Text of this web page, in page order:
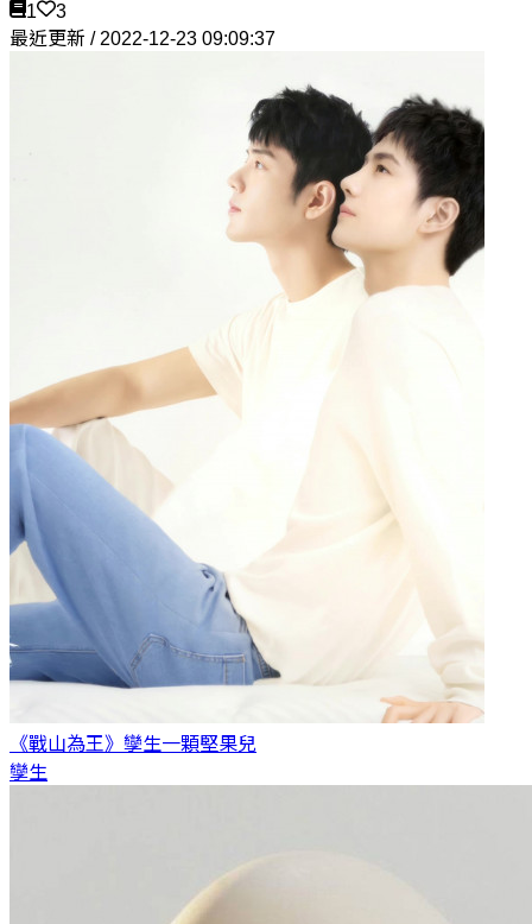
1
3
最近更新 / 2022-12-23 09:09:37
《戰山為王》孿生一顆堅果兒
孿生